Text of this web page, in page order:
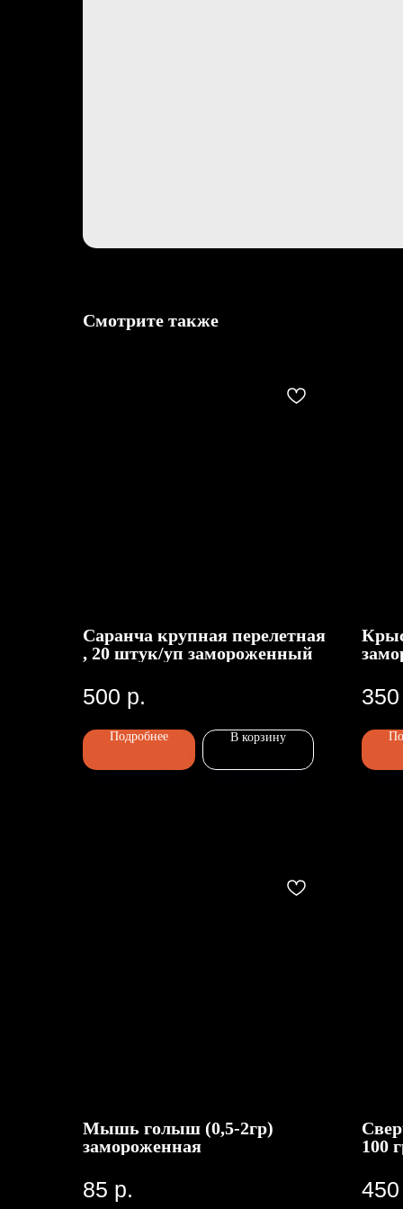
Смотрите также
Саранча крупная перелетная
, 20 штук/уп замороженный
500 р.
Подробнее В корзину
350
Мышь голыш (0,5-2гр)
замороженная
85 р.
100
450